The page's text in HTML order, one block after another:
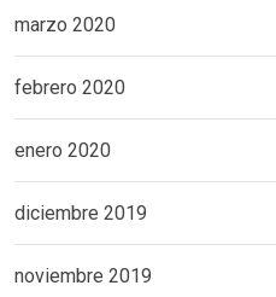
marzo 2020
febrero 2020
enero 2020
diciembre 2019
noviembre 2019